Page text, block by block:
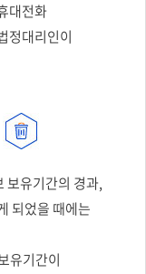
대전화
정대리인이
유기간의 경과,
되었을 때에는
유기간이